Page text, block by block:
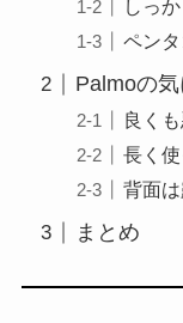
しっ
ペン
Palmoの
良く
長く
背面
まとめ